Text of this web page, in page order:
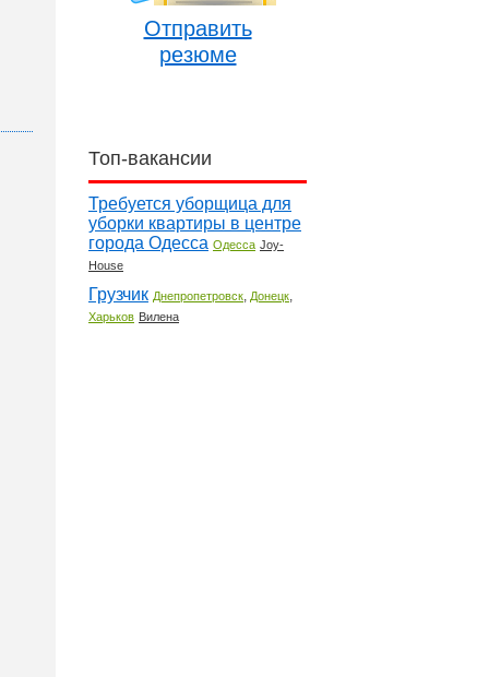
Отправить
резюме
Топ-вакансии
Требуется уборщица для
уборки квартиры в центре
города Одесса Одесса Joy-
House
Грузчик Днепропетровск, Донецк,
Харьков Вилена